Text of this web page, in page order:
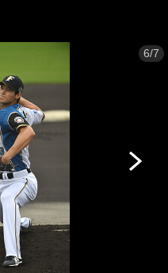
6/7